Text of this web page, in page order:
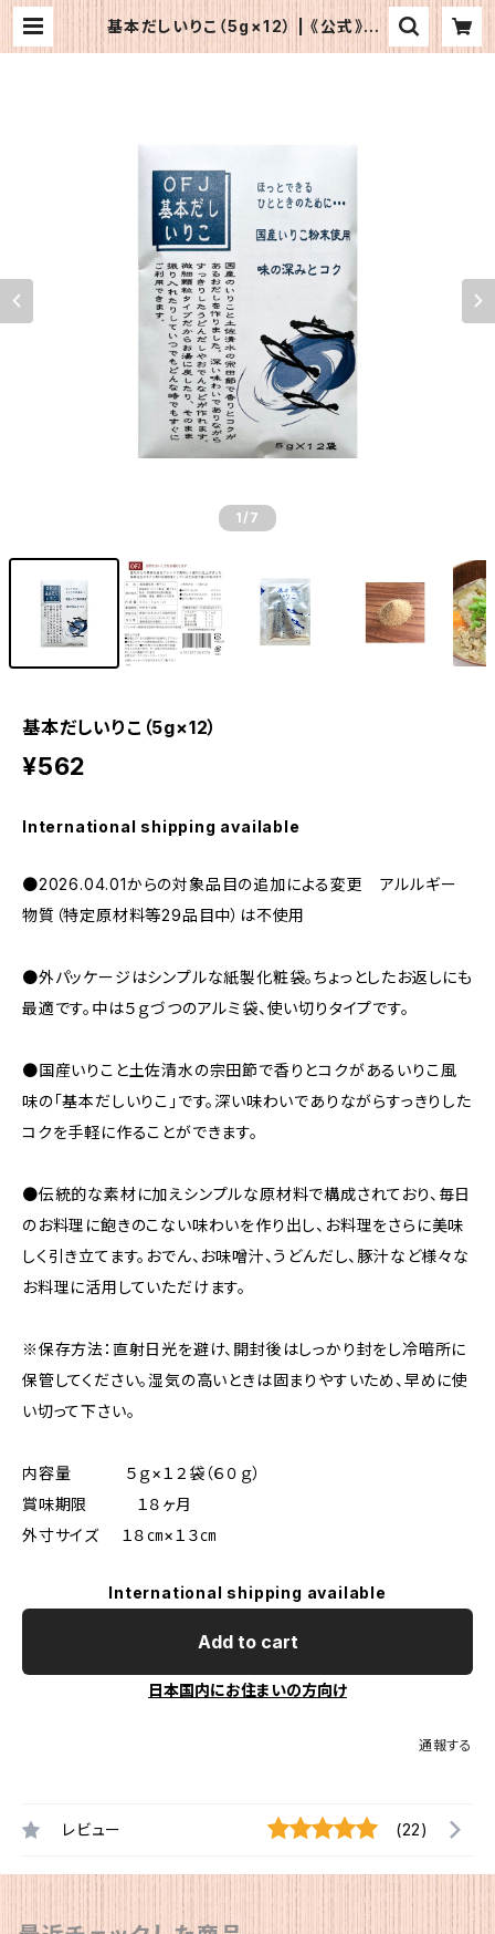
基本だしいりこ（5g×12） | 《公式》OF
1 /7
基本だしいりこ（5g×12）
¥562
International shipping available
●2026.04.01からの対象品目の追加による変更 アルルギー
物質（特定原材料等29品目中）は不使用
●外パッケージはシンプルな紙製化粧袋。ちょっとしたお返しにも
最適です。中は５ｇづつのアルミ袋、使い切りタイプです。
●国産いりこと土佐清水の宗田節で香りとコクがあるいりこ風
味の「基本だしいりこ」です。深い味わいでありながらすっきりした
コクを手軽に作ることができます。
●伝統的な素材に加えシンプルな原材料で構成されており、毎日
のお料理に飽きのこない味わいを作り出し、お料理をさらに美味
しく引き立てます。おでん、お味噌汁、うどんだし、豚汁など様々な
お料理に活用していただけます。
※保存方法：直射日光を避け、開封後はしっかり封をし冷暗所に
保管してください。湿気の高いときは固まりやすいため、早めに使
い切って下さい。
内容量 ５ｇ×１２袋（６０ｇ）
賞味期限 １８ヶ月
外寸サイズ １８㎝×１３㎝
International shipping available
Add to cart
日本国内にお住まいの方向け
通報する
レビュー (22)